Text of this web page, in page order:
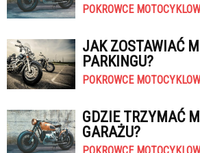
POKROWCE
JAK ZOSTAWIAĆ
PARKINGU?
POKROWCE
GDZIE TRZYMAĆ
GARAŻU?